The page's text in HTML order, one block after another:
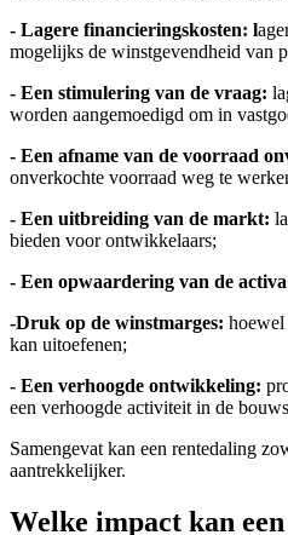
- Lagere financieringskosten: l
mogelijks de winstgevendheid van
- Een stimulering van de vraag:
worden aangemoedigd om in
- Een afname van de voorraad
onverkochte voorraad weg te
- Een uitbreiding van de markt:
bieden voor ontwikkelaars;
- Een opwaardering van de
-Druk op de winstmarges: hoewel
kan uitoefenen;
- Een verhoogde ontwikkeling:
een verhoogde activiteit in de
Samengevat kan een rentedaling
aantrekkelijker.
Welke impact kan